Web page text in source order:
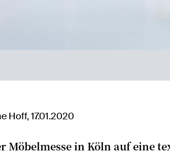
Hoff, 17.01.2020
Möbelmesse in Köln auf eine